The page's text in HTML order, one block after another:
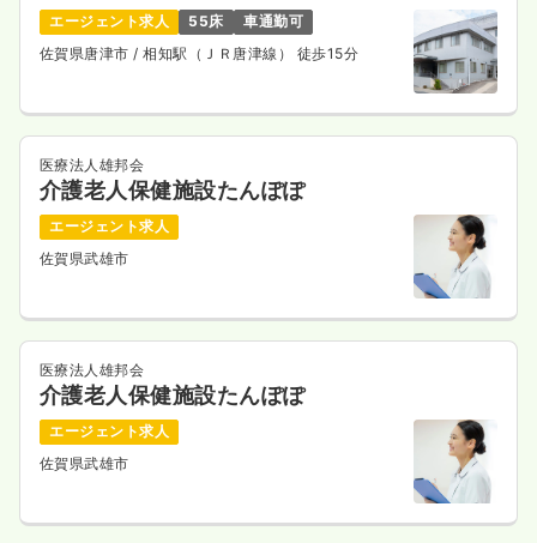
日勤のみ（常勤） 一時募集休止
時間 7:30～16:30（休憩60分）
日曜休み
月給22万円以上可
気になる 詳細を見る
日勤のみ（パート）
時間 7:30～16:30
日曜休み
時給1,500円以上可
エージェント求人 55床
車通勤可
佐賀県唐津市 / 相知駅（ＪＲ唐津線） 徒歩15分
医療法人雄邦会
介護老人保健施設たんぽぽ
エージェント求人
佐賀県武雄市
医療法人雄邦会
介護老人保健施設たんぽぽ
エージェント求人
佐賀県武雄市